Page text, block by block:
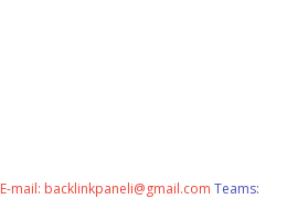
E-mail: backlinkpaneli@gmail.com Teams: